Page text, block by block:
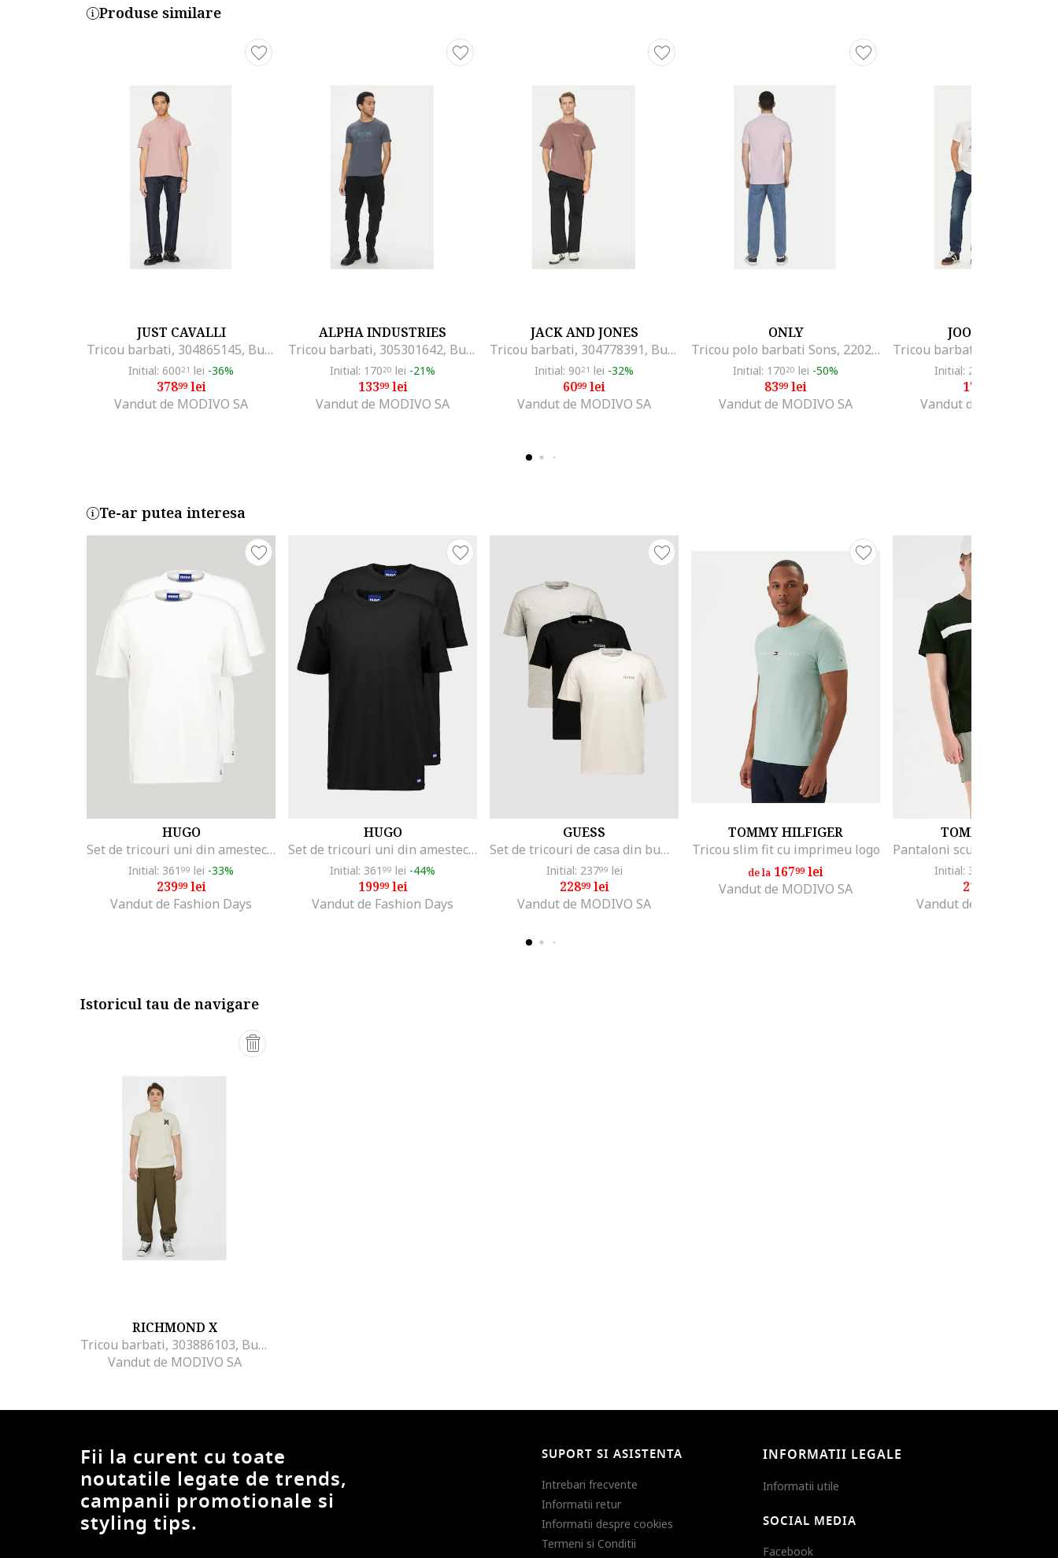
Produse similare
JUST CAVALLI
Tricou barbati, 304865145, Bumbac, Roz, Roz
Initial: 60021 lei -36%
37899lei
Vandut de MODIVO SA
ALPHA INDUSTRIES
Tricou barbati, 305301642, Bumbac, Gri, Gri
Initial: 17020 lei -21%
13399lei
Vandut de MODIVO SA
JACK AND JONES
Tricou barbati, 304778391, Bumbac, Maro, Maro
Initial: 9021 lei -32%
6099lei
Vandut de MODIVO SA
ONLY
Tricou polo barbati Sons, 22024827, Bumbac organic, Roz, Roz
Initial: 17020 lei -50%
8399lei
Vandut de MODIVO SA
JOOP! JEANS
Initial: 250
175
Vandut de MODIVO SA
Te-ar putea interesa
HUGO
Set de tricouri uni din amestec de bumbac - 2 piese, Alb optic
Initial: 361 99 lei -33%
23999lei
Vandut de Fashion Days
HUGO
Set de tricouri uni din amestec de bumbac - 2 piese, Negru
Initial: 361 99 lei -44%
19999lei
Vandut de Fashion Days
GUESS
Set de tricouri de casa din bumbac - 3 Piese, Alb/Negru/Gri
Initial: 23799 lei
22899lei
Vandut de MODIVO SA
TOMMY HILFIGER
Tricou slim fit cu imprimeu logo
de la 16799lei
Vandut de MODIVO SA
TOMMY JEANS
Initial: 373
219
Vandut de Fashion Days
Istoricul tau de navigare
RICHMOND X
Tricou barbati, 303886103, Bumbac, Bej, Bej
Vandut de MODIVO SA
Fii la curent cu toate
noutatile legate de trends,
campanii promotionale si
styling tips.
SUPORT SI ASISTENTA
Intrebari frecvente
Informatii retur
Informatii despre cookies
Termeni si Conditii
INFORMATII LEGALE
Informatii utile
SOCIAL MEDIA
Facebook